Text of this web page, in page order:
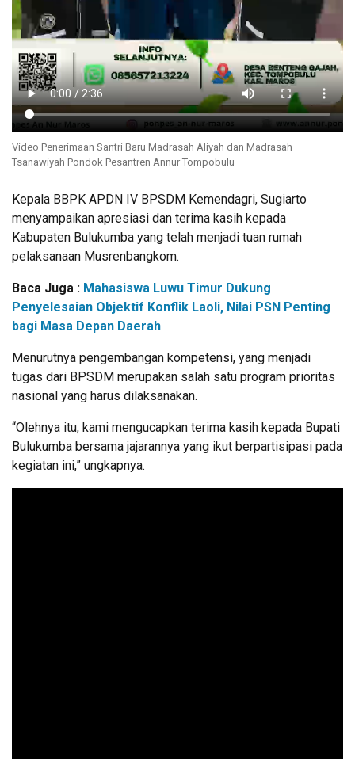
Video Penerimaan Santri Baru Madrasah Aliyah dan Madrasah
Tsanawiyah Pondok Pesantren Annur Tompobulu
Kepala BBPK APDN IV BPSDM Kemendagri, Sugiarto
menyampaikan apresiasi dan terima kasih kepada
Kabupaten Bulukumba yang telah menjadi tuan rumah
pelaksanaan Musrenbangkom.
Baca Juga : Mahasiswa Luwu Timur Dukung
Penyelesaian Objektif Konflik Laoli, Nilai PSN Penting
bagi Masa Depan Daerah
Menurutnya pengembangan kompetensi, yang menjadi
tugas dari BPSDM merupakan salah satu program prioritas
nasional yang harus dilaksanakan.
“Olehnya itu, kami mengucapkan terima kasih kepada Bupati
Bulukumba bersama jajarannya yang ikut berpartisipasi pada
kegiatan ini,” ungkapnya.